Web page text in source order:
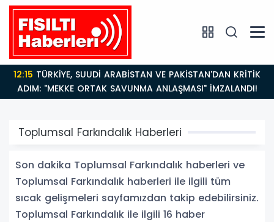
12:15
ADIM: "MEKKE ORTAK SAVUNMA ANLAŞMASI" İMZALANDI!
Toplumsal Farkındalık Haberleri
Son dakika Toplumsal Farkındalık haberleri ve
Toplumsal Farkındalık haberleri ile ilgili tüm
sıcak gelişmeleri sayfamızdan takip edebilirsiniz.
Toplumsal Farkındalık ile ilgili 16 haber